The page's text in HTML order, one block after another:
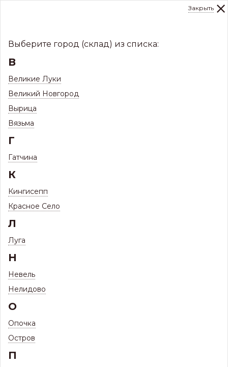
291-000
Профнастил и комплектующие
Профиль 20 R КРИСТАЛЛ
(Односторонний, матовый) 0,5мм
(стеновой, кровельный, забор)
Закрыть
Выберите город (склад) из списка:
В
Великие Луки
Великий Новгород
Вырица
Вязьма
Г
Гатчина
К
Кингисепп
Красное Село
Л
Луга
Н
Невель
Нелидово
О
Опочка
Остров
П